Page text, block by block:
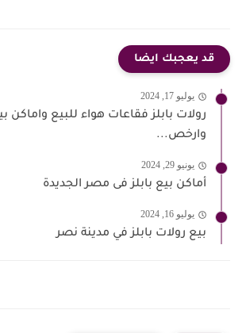
قد يعجبك ايضا
يوليو 17, 2024
رولات بابلز فقاعات هواء للبيع
وارخص...
يونيو 29, 2024
أماكن بيع بابلز فى مصر الجديدة
يوليو 16, 2024
بيع رولات بابلز في مدينة نصر